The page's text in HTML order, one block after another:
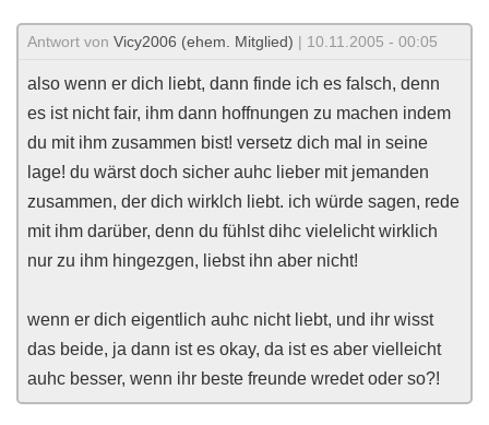
Antwort von Vicy2006 (ehem. Mitglied) | 10.11.2005 - 00:05
also wenn er dich liebt, dann finde ich es falsch, denn
es ist nicht fair, ihm dann hoffnungen zu machen indem
du mit ihm zusammen bist! versetz dich mal in seine
lage! du wärst doch sicher auhc lieber mit jemanden
zusammen, der dich wirklch liebt. ich würde sagen, rede
mit ihm darüber, denn du fühlst dihc vielelicht wirklich
nur zu ihm hingezgen, liebst ihn aber nicht!
wenn er dich eigentlich auhc nicht liebt, und ihr wisst
das beide, ja dann ist es okay, da ist es aber vielleicht
auhc besser, wenn ihr beste freunde wredet oder so?!